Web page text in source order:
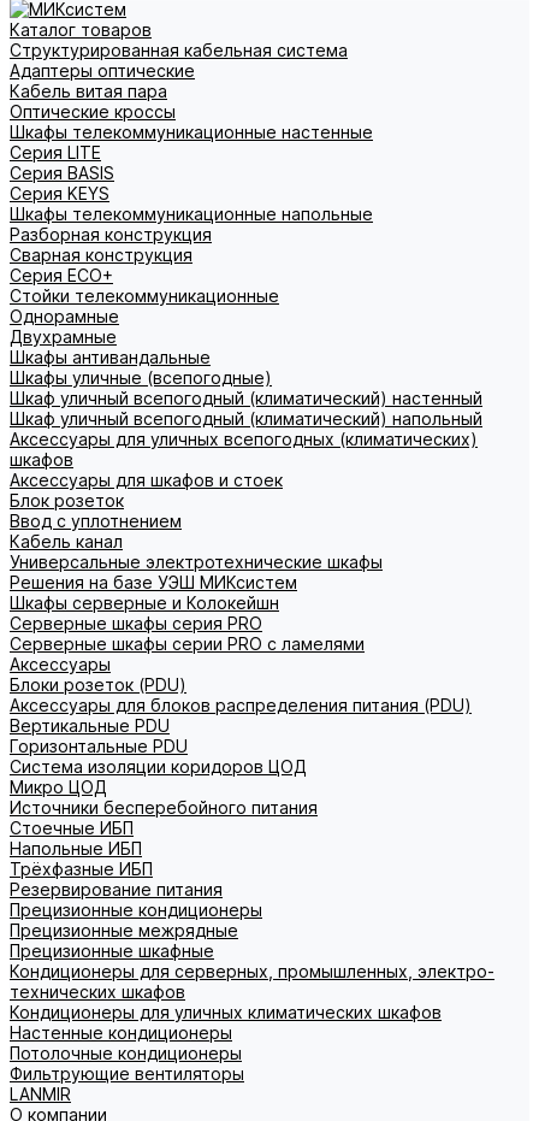
Каталог товаров
Структурированная кабельная система
Адаптеры оптические
Кабель витая пара
Оптические кроссы
Шкафы телекоммуникационные настенные
Cерия LITE
Cерия BASIS
Cерия KEYS
Шкафы телекоммуникационные напольные
Разборная конструкция
Сварная конструкция
Серия ECO+
Стойки телекоммуникационные
Однорамные
Двухрамные
Шкафы антивандальные
Шкафы уличные (всепогодные)
Шкаф уличный всепогодный (климатический) настенный
Шкаф уличный всепогодный (климатический) напольный
Аксессуары для уличных всепогодных (климатических)
шкафов
Аксессуары для шкафов и стоек
Блок розеток
Ввод с уплотнением
Кабель канал
Универсальные электротехнические шкафы
Решения на базе УЭШ МИКсистем
Шкафы серверные и Колокейшн
Серверные шкафы серия PRO
Серверные шкафы серии PRO с ламелями
Аксессуары
Блоки розеток (PDU)
Аксессуары для блоков распределения питания (PDU)
Вертикальные PDU
Горизонтальные PDU
Система изоляции коридоров ЦОД
Микро ЦОД
Источники бесперебойного питания
Стоечные ИБП
Напольные ИБП
Трёхфазные ИБП
Резервирование питания
Прецизионные кондиционеры
Прецизионные межрядные
Прецизионные шкафные
Кондиционеры для серверных, промышленных, электро-
технических шкафов
Кондиционеры для уличных климатических шкафов
Настенные кондиционеры
Потолочные кондиционеры
Фильтрующие вентиляторы
LANMIR
О компании